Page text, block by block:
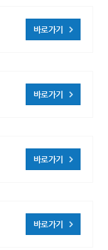
바로가기
바로가기
바로가기
바로가기